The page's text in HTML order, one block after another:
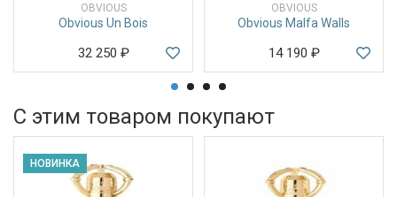
OBVIOUS
Obvious Un Bois
32 250 ₽
OBVIOUS
Obvious Malfa Walls
14 190 ₽
С этим товаром покупают
НОВИНКА